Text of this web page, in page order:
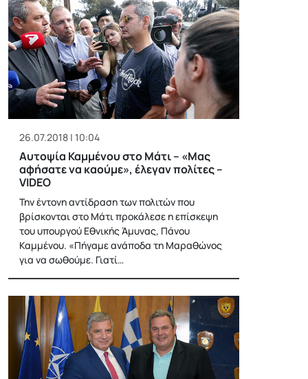
26.07.2018 | 10:04
Αυτοψία Καμμένου στο Μάτι – «Μας
αφήσατε να καούμε», έλεγαν πολίτες –
VIDEO
Την έντονη αντίδραση των πολιτών που
βρίσκονται στο Μάτι προκάλεσε η επίσκεψη
του υπουργού Εθνικής Άμυνας, Πάνου
Καμμένου. «Πήγαμε ανάποδα τη Μαραθώνος
για να σωθούμε. Γιατί…